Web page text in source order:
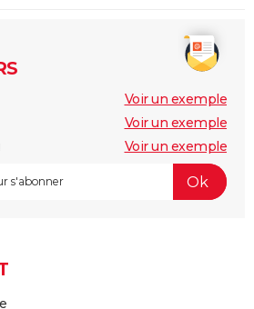
Voir un exemple
Voir un exemple
Voir un exemple